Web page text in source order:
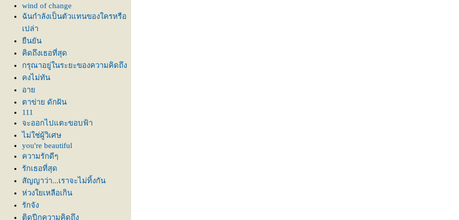
wind of change
ฉันกำลังเป็นตัวแทนของใครหรือ
เปล่า
ืนยัน
คิดถึงเธอที่สุด
กรุณาอยู่ในระยะของความคิดถึง
คงไม่ทัน
อา
ตาข่าย ดักฝัน
111
จะออกไปแตะขอบฟ้า
ไม่ใช่ผู้วิเศษ
you're beautiful
ความรักดีๆ
รักเธอที่สุด
สัญญาว่า...เราจะไม่ทิ้งกัน
ห่วงใยเหลือเกิน
รักจัง
ติดปีกความคิดถึง